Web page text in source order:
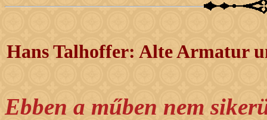
Hans Talhoffer: Alte Armatur
Ebben a műben nem